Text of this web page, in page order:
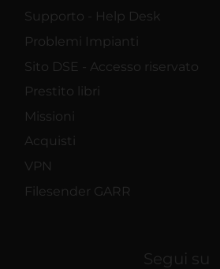
Supporto - Help Desk
Problemi Impianti
Sito DSE - Accesso riservato
Prestito libri
Missioni
Acquisti
VPN
Filesender GARR
Segui su